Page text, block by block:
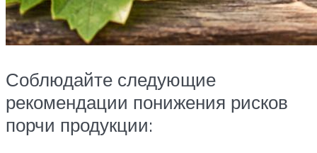
Соблюдайте следующие
рекомендации понижения рисков
порчи продукции: